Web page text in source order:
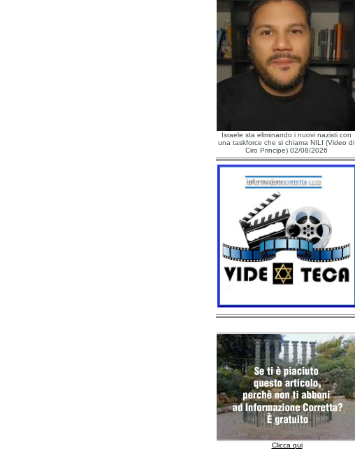
Israele sta eliminando i nuovi nazisti con
una taskforce che si chiama NILI (Video di
Ciro Principe) 02/08/2026
Clicca qui